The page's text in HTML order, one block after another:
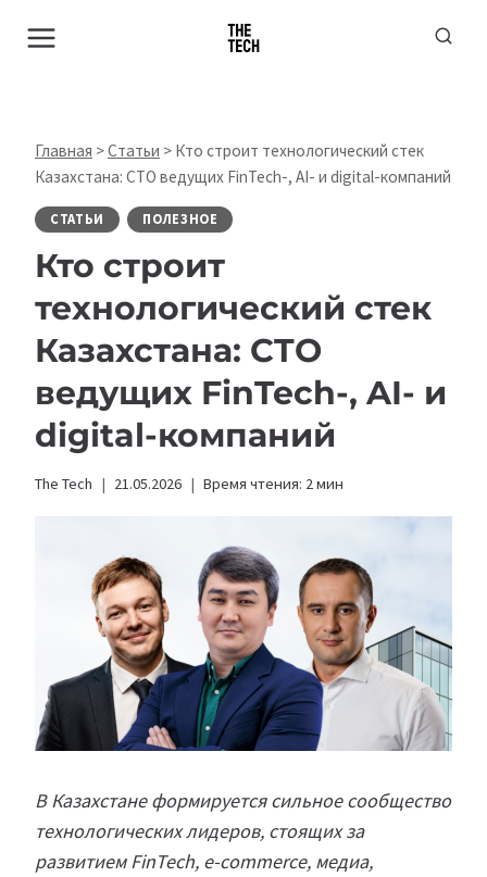
Главная >Статьи > Кто строит технологический стек
Казахстана: CTO ведущих FinTech-, AI- и digital-компаний
СТАТЬИ ПОЛЕЗНОЕ
Кто строит
технологический стек
Казахстана: CTO
ведущих FinTech-, AI- и
digital-компаний
The Tech 21.05.2026 Время чтения: 2мин
В Казахстане формируется сильное сообщество
технологических лидеров, стоящих за
развитием FinTech, e-commerce, медиа,